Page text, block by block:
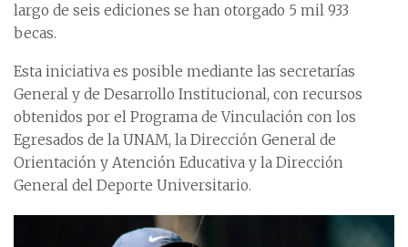
largo de seis ediciones se han otorgado 5 mil 933
becas.
Esta iniciativa es posible mediante las secretarías
General y de Desarrollo Institucional, con recursos
obtenidos por el Programa de Vinculación con los
Egresados de la UNAM, la Dirección General de
Orientación y Atención Educativa y la Dirección
General del Deporte Universitario.